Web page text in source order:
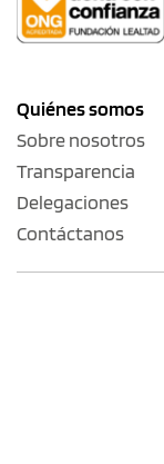
Quiénes somos
Sobre nosotros
Transparencia
Delegaciones
Contáctanos